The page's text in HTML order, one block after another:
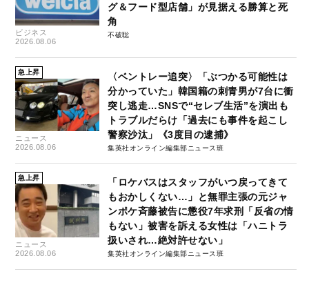
ビジネス
2026.08.06
グ＆フード型店舗」が見据える勝算と死
角
不破聡
急上昇
ニュース
2026.08.06
〈ベントレー追突〉「ぶつかる可能性は
分かっていた」韓国籍の刺青男が7台に衝
突し逃走…SNSで“セレブ生活”を演出も
トラブルだらけ「過去にも事件を起こし
警察沙汰」《3度目の逮捕》
集英社オンライン編集部ニュース班
急上昇
ニュース
2026.08.06
「ロケバスはスタッフがいつ戻ってきて
もおかしくない…」と無罪主張の元ジャ
ンポケ斉藤被告に懲役7年求刑「反省の情
もない」被害を訴える女性は「ハニトラ
扱いされ…絶対許せない」
集英社オンライン編集部ニュース班